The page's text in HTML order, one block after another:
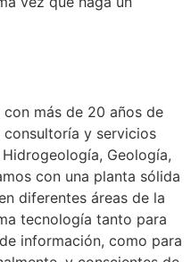
con más de 20 años de
y servicios
Geología,
con una planta sólida
diferentes áreas de la
tecnología tanto para
información, como para